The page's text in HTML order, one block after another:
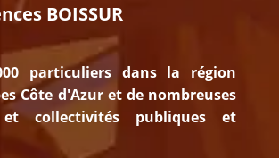
BOISSUR
particuliers dans la région
Côte d'Azur et de nombreuses
et collectivités publiques et